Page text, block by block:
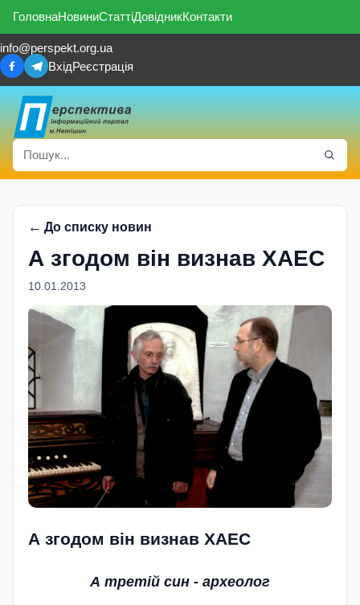
ГоловнаНовиниСтаттіДовідникКонтакти
info@perspekt.org.ua
ВхідРеєстрація
← До списку новин
А згодом вiн визнав ХАЕС
10.01.2013
А згодом вiн визнав ХАЕС
А третій син - археолог